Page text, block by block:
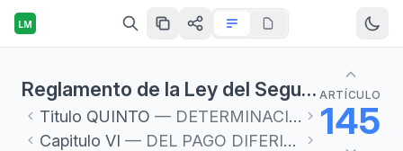
LM
Reglamento de la Ley del Seguro Social en materia de Afiliación, Clasificación de Empresas, Recaudación y Fiscalización
Titulo QUINTO — DETERMINACIÓN Y PAGO DE CUOTAS
Capitulo VI — DEL PAGO DIFERIDO O EN PARCIALIDADES
ARTÍCULO
145